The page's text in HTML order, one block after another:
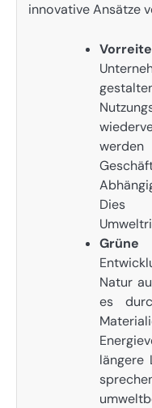
innovative Ansätze
Dies
Grüne
Natur
es
längere